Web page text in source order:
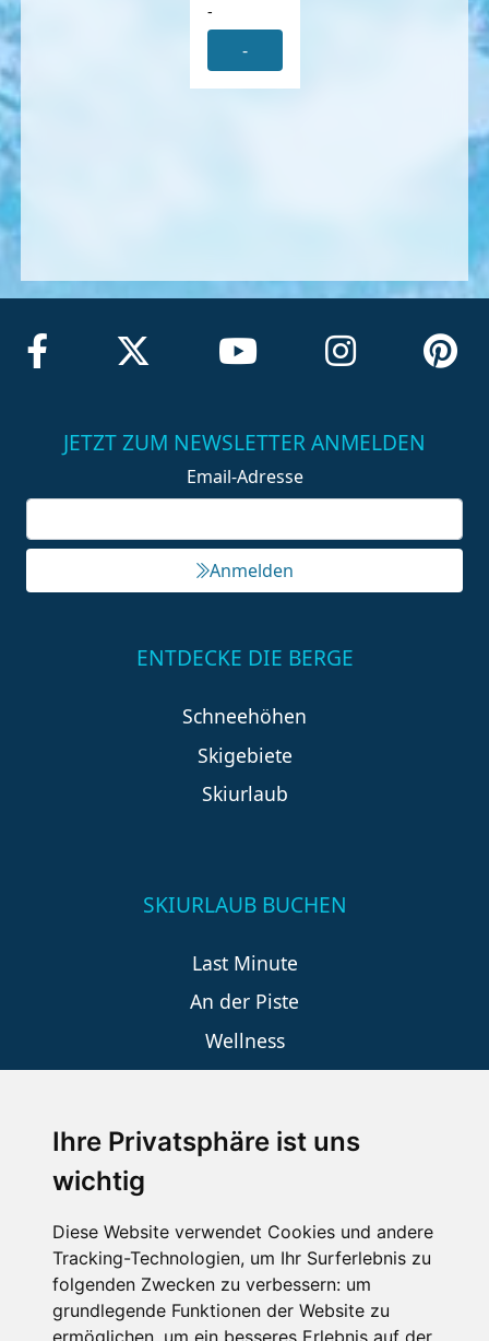
Ihre Privatsphäre ist uns
wichtig
Diese Website verwendet Cookies und andere
Tracking-Technologien, um Ihr Surferlebnis zu
folgenden Zwecken zu verbessern: um
grundlegende Funktionen der Website zu
ermöglichen um ein besseres Erlebnis auf der
-
-
JETZT ZUM NEWSLETTER ANMELDEN
Email-Adresse
Anmelden
ENTDECKE DIE BERGE
Schneehöhen
Skigebiete
Skiurlaub
SKIURLAUB BUCHEN
Last Minute
An der Piste
Wellness
SCHNEEHÖHEN SKI APP
Die Schneehoehen Ski APP für iOS und Android - Ein
Muss für alle Wintersportler und Schneefreaks!